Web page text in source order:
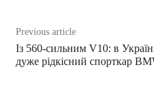
Previous article
Із 560-сильним V10: в
дуже рідкісний спорткар